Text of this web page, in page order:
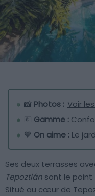
📸 Photos : Voir
💶 Gamme :
💙 On aime : Le
Ses deux terrasses
Tepoztlán sont le
Situé au cœur de